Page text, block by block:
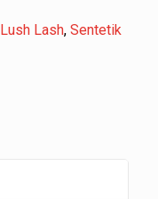
Lush Lash, Sentetik